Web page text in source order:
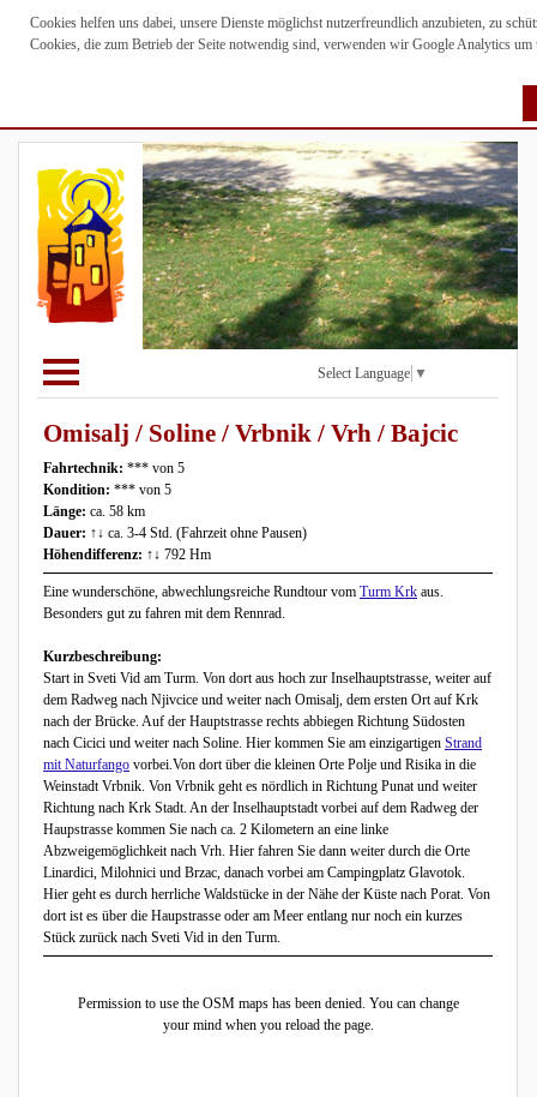
Cookies helfen uns dabei, unsere Dienste möglichst nutzerfreundlich anzubieten, zu
Cookies, die zum Betrieb der Seite notwendig sind, verwenden wir Google Analytics um
Select Language ▼
Omisalj / Soline / Vrbnik / Vrh / Bajcic
Fahrtechnik: *** von 5
Kondition: *** von 5
Länge: ca. 58 km
Dauer: ↑↓ ca. 3-4 Std. (Fahrzeit ohne Pausen)
Höhendifferenz: ↑↓ 792 Hm
Eine wunderschöne, abwechlungsreiche Rundtour vom Turm Krk aus.
Besonders gut zu fahren mit dem Rennrad.
Kurzbeschreibung:
Start in Sveti Vid am Turm. Von dort aus hoch zur Inselhauptstrasse, weiter auf
dem Radweg nach Njivcice und weiter nach Omisalj, dem ersten Ort auf Krk
nach der Brücke. Auf der Hauptstrasse rechts abbiegen Richtung Südosten
nach Cicici und weiter nach Soline. Hier kommen Sie am einzigartigen Strand
mit Naturfango vorbei.Von dort über die kleinen Orte Polje und Risika in die
Weinstadt Vrbnik. Von Vrbnik geht es nördlich in Richtung Punat und weiter
Richtung nach Krk Stadt. An der Inselhauptstadt vorbei auf dem Radweg der
Haupstrasse kommen Sie nach ca. 2 Kilometern an eine linke
Abzweigemöglichkeit nach Vrh. Hier fahren Sie dann weiter durch die Orte
Linardici, Milohnici und Brzac, danach vorbei am Campingplatz Glavotok.
Hier geht es durch herrliche Waldstücke in der Nähe der Küste nach Porat. Von
dort ist es über die Haupstrasse oder am Meer entlang nur noch ein kurzes
Stück zurück nach Sveti Vid in den Turm.
Permission to use the OSM maps has been denied. You can change
your mind when you reload the page.